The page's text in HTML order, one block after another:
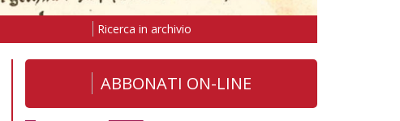
Ricerca in archivio
ABBONATI ON-LINE